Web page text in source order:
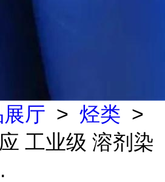
厅 > 烃类 >
工业级 溶剂染